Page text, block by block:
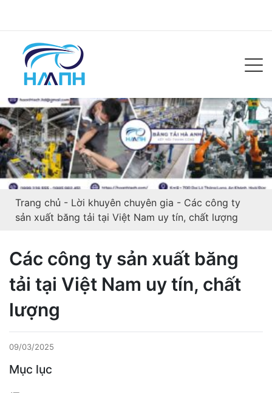
Trang chủ - Lời khuyên chuyên gia - Các công ty
sản xuất băng tải tại Việt Nam uy tín, chất lượng
Các công ty sản xuất băng
tải tại Việt Nam uy tín, chất
lượng
09/03/2025
Mục lục